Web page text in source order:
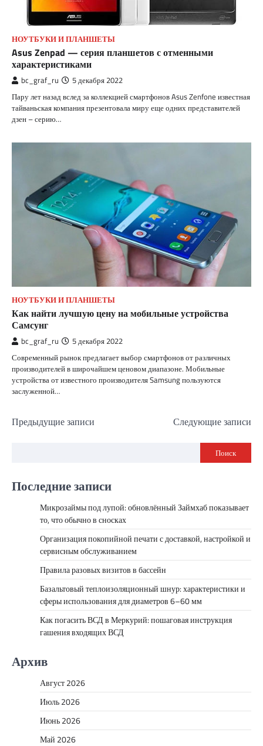
НОУТБУКИ И ПЛАНШЕТЫ
Asus Zenpad — серия планшетов с отменными
характеристиками
bc_graf_ru 5 декабря 2022
Пару лет назад вслед за коллекцией смартфонов Asus Zenfone известная
тайваньская компания презентовала миру еще одних представителей
дзен – серию…
НОУТБУКИ И ПЛАНШЕТЫ
Как найти лучшую цену на мобильные устройства
Самсунг
bc_graf_ru 5 декабря 2022
Современный рынок предлагает выбор смартфонов от различных
производителей в широчайшем ценовом диапазоне. Мобильные
устройства от известного производителя Samsung пользуются
заслуженной…
Навигация
Предыдущие записи Следующие записи
Поиск
Последние записи
Микрозаймы под лупой: обновлённый Займхаб показывает
то, что обычно в сносках
Организация покопийной печати с доставкой, настройкой и
сервисным обслуживанием
Правила разовых визитов в бассейн
Базальтовый теплоизоляционный шнур: характеристики и
сферы использования для диаметров 6–60 мм
Как погасить ВСД в Меркурий: пошаговая инструкция
гашения входящих ВСД
Архив
Август 2026
Июль 2026
Июнь 2026
Май 2026